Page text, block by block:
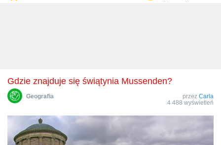
Gdzie znajduje się świątynia Mussenden?
Geografia przez Carla
4 488 wyświetleń